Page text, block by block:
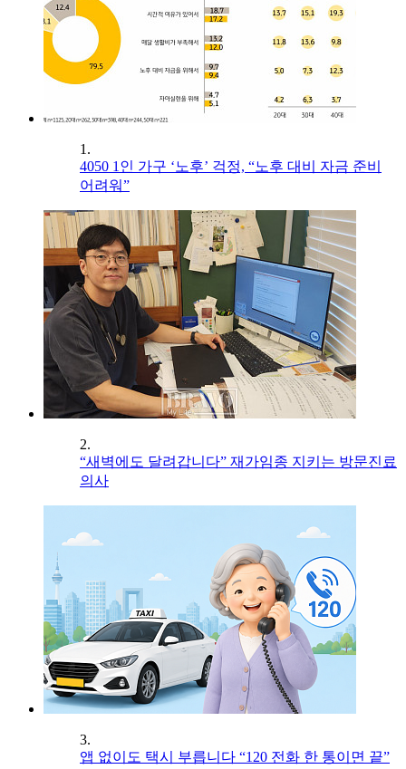
1.
4050 1인 가구 ‘노후’ 걱정, “노후 대비 자금 준비
어려워”
2.
“새벽에도 달려갑니다” 재가임종 지키는 방문진료
의사
3.
앱 없이도 택시 부릅니다 “120 전화 한 통이면 끝”